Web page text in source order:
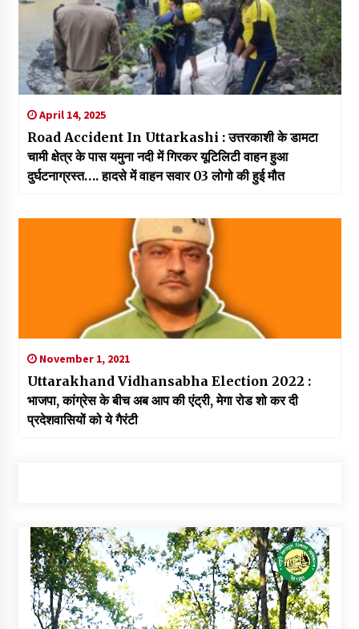
April 14, 2025
Road Accident In Uttarkashi : उत्तरकाशी के डामटा
चामी क्षेत्र के पास यमुना नदी में गिरकर यूटिलिटी वाहन हुआ
दुर्घटनाग्रस्त…. हादसे में वाहन सवार 03 लोगो की हुई मौत
November 1, 2021
Uttarakhand Vidhansabha Election 2022 :
भाजपा, कांग्रेस के बीच अब आप की एंट्री, मेगा रोड शो कर दी
प्रदेशवासियों को ये गैरंटी